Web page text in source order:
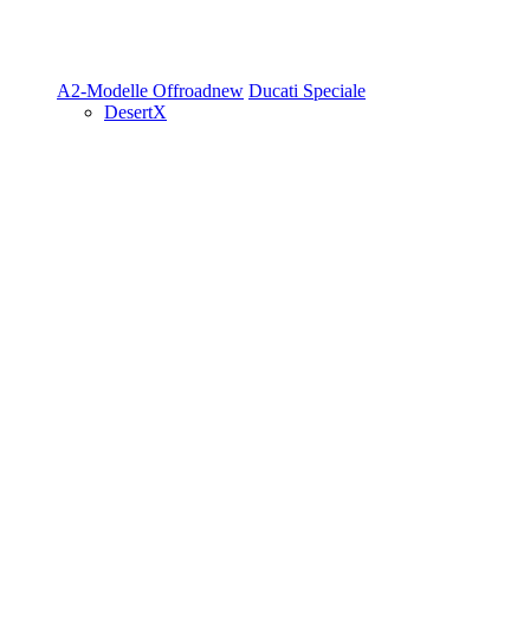
A2-Modelle Offroadnew Ducati Speciale
DesertX